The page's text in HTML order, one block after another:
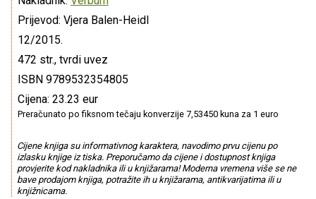
Prijevod: Vjera Balen-Heidl
12/2015.
472 str., tvrdi uvez
ISBN 9789532354805
Cijena: 23.23 eur
Preračunato po fiksnom tečaju konverzije 7,53450 kuna za 1 euro
Cijene knjiga su informativnog karaktera, navodimo prvu cijenu po
izlasku knjige iz tiska. Preporučamo da cijene i dostupnost knjiga
provjerite kod nakladnika ili u knjižarama! Moderna vremena više se ne
bave prodajom knjiga, potražite ih u knjižarama, antikvarijatima ili u
knjižnicama.